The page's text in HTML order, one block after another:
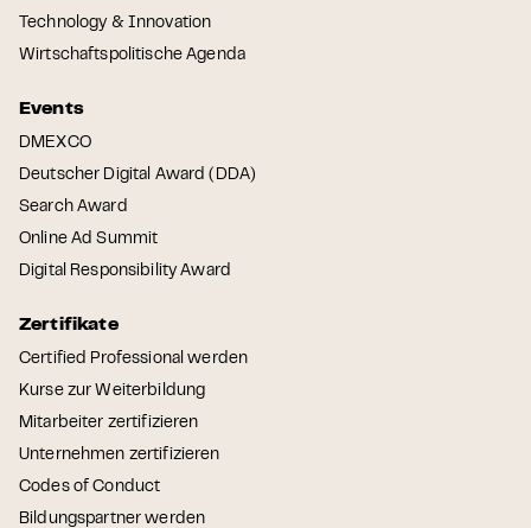
Technology & Innovation
Wirtschaftspolitische Agenda
Events
DMEXCO
Deutscher Digital Award (DDA)
Search Award
Online Ad Summit
Digital Responsibility Award
Zertifikate
Certified Professional werden
Kurse zur Weiterbildung
Mitarbeiter zertifizieren
Unternehmen zertifizieren
Codes of Conduct
Bildungspartner werden